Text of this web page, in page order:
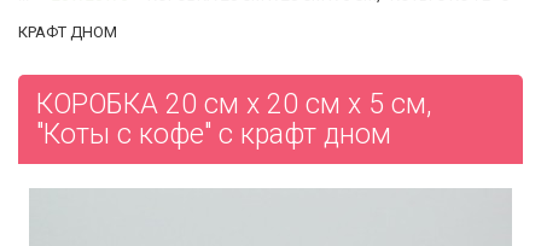
КРАФТ ДНОМ
КОРОБКА 20 см х 20 см х 5 см,
"Коты с кофе" с крафт дном